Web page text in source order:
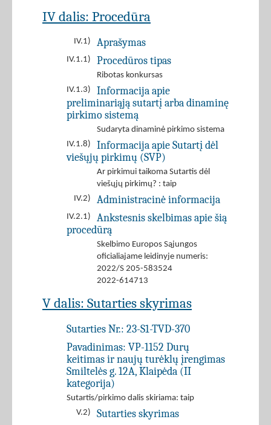
IV dalis: Procedūra
IV.1) Aprašymas
IV.1.1) Procedūros tipas
Ribotas konkursas
IV.1.3)
Informacija apie
preliminariąją sutartį arba dinaminę
pirkimo sistemą
Sudaryta dinaminė pirkimo sistema
IV.1.8)
Informacija apie Sutartį dėl
viešųjų pirkimų (SVP)
Ar pirkimui taikoma Sutartis dėl
viešųjų pirkimų? : taip
IV.2)
Administracinė informacija
IV.2.1)
Ankstesnis skelbimas apie šią
procedūrą
Skelbimo Europos Sąjungos
oficialiajame leidinyje numeris:
2022/S 205-583524
2022-614713
V dalis: Sutarties skyrimas
Sutarties Nr.: 23-S1-TVD-370
Pavadinimas: VP-1152 Durų
keitimas ir naujų turėklų įrengimas
Smiltelės g. 12A, Klaipėda (II
kategorija)
Sutartis/pirkimo dalis skiriama: taip
V.2)
Sutarties skyrimas